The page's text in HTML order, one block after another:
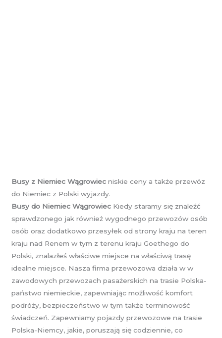
Busy z Niemiec Wągrowiec niskie ceny a także przewóz
do Niemiec z Polski wyjazdy.
Busy do Niemiec Wągrowiec Kiedy staramy się znaleźć
sprawdzonego jak również wygodnego przewozów osób
osób oraz dodatkowo przesyłek od strony kraju na teren
kraju nad Renem w tym z terenu kraju Goethego do
Polski, znalazłeś właściwe miejsce na właściwą trasę
idealne miejsce. Nasza firma przewozowa działa w w
zawodowych przewozach pasażerskich na trasie Polska-
państwo niemieckie, zapewniając możliwość komfort
podróży, bezpieczeństwo w tym także terminowość
świadczeń. Zapewniamy pojazdy przewozowe na trasie
Polska-Niemcy, jakie, poruszają się codziennie, co